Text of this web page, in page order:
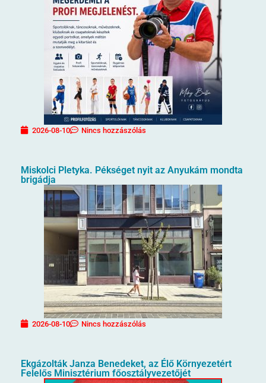
2026-08-10 Nincs hozzászólás
Miskolci Pletyka. Pékséget nyit az Anyukám mondta
brigádja
2026-08-10 Nincs hozzászólás
Ekgázolták Janza Benedeket, az Élő Környezetért
Felelős Minisztérium főosztályvezetőjét